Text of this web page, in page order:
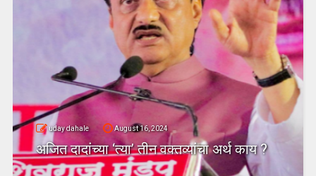
uday dahale August 16, 2024
अजित दादांच्या ‘त्या’ तीन वक्तव्यांचा अर्थ काय ?